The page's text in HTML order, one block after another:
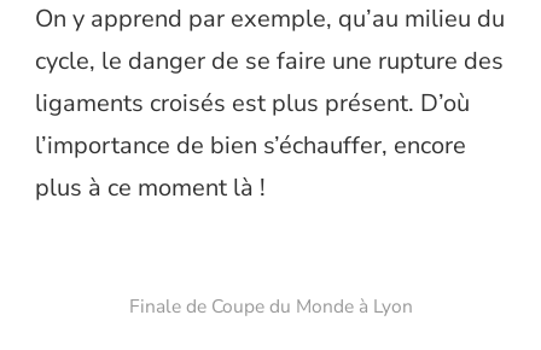
On y apprend par exemple, qu’au milieu du
cycle, le danger de se faire une rupture des
ligaments croisés est plus présent. D’où
l’importance de bien s’échauffer, encore
plus à ce moment là !
Finale de Coupe du Monde à Lyon